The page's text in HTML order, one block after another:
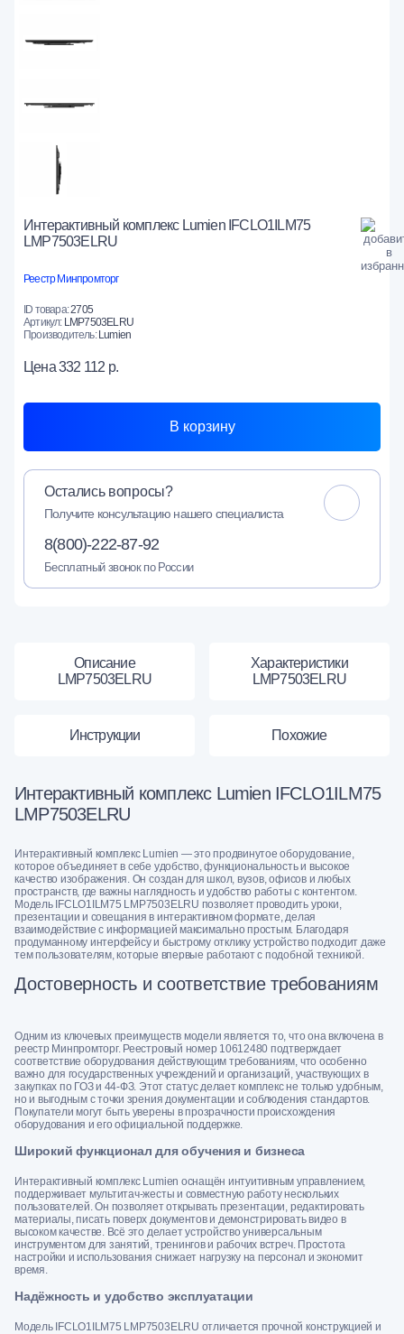
Интерактивный комплекс Lumien IFCLO1ILM75
LMP7503ELRU
Реестр Минпромторг
ID товара:2705
Артикул: LМP7503ELRU
Производитель:Lumien
Цена332 112 р.
В корзину
Остались вопросы?
Получите консультацию нашего специалиста
8(800)-222-87-92
Бесплатный звонок по России
Описание
LМP7503ELRU
Характеристики
LМP7503ELRU
Инструкции Похожие
Интерактивный комплекс Lumien IFCLO1ILM75
LMP7503ELRU
Интерактивный комплекс Lumien — это продвинутое оборудование,
которое объединяет в себе удобство, функциональность и высокое
качество изображения. Он создан для школ, вузов, офисов и любых
пространств, где важны наглядность и удобство работы с контентом.
Модель IFCLO1ILM75 LMP7503ELRU позволяет проводить уроки,
презентации и совещания в интерактивном формате, делая
взаимодействие с информацией максимально простым. Благодаря
продуманному интерфейсу и быстрому отклику устройство подходит даже
тем пользователям, которые впервые работают с подобной техникой.
Достоверность и соответствие требованиям
Одним из ключевых преимуществ модели является то, что она включена в
реестр Минпромторг. Реестровый номер 10612480 подтверждает
соответствие оборудования действующим требованиям, что особенно
важно для государственных учреждений и организаций, участвующих в
закупках по ГОЗ и 44-ФЗ. Этот статус делает комплекс не только удобным,
но и выгодным с точки зрения документации и соблюдения стандартов.
Покупатели могут быть уверены в прозрачности происхождения
оборудования и его официальной поддержке.
Широкий функционал для обучения и бизнеса
Интерактивный комплекс Lumien оснащён интуитивным управлением,
поддерживает мультитач-жесты и совместную работу нескольких
пользователей. Он позволяет открывать презентации, редактировать
материалы, писать поверх документов и демонстрировать видео в
высоком качестве. Всё это делает устройство универсальным
инструментом для занятий, тренингов и рабочих встреч. Простота
настройки и использования снижает нагрузку на персонал и экономит
время.
Надёжность и удобство эксплуатации
Модель IFCLO1ILM75 LMP7503ELRU отличается прочной конструкцией и